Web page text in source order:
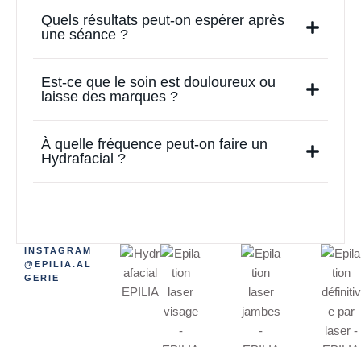
Quels résultats peut-on espérer après
une séance ?
Est-ce que le soin est douloureux ou
laisse des marques ?
À quelle fréquence peut-on faire un
Hydrafacial ?
INSTAGRAM
@EPILIA.AL
GERIE